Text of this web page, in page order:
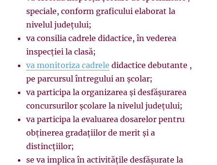
speciale, conform graficului elaborat la
nivelul judeţului;
va consilia cadrele didactice, în vederea
inspecţiei la clasă;
va monitoriza cadrele didactice debutante ,
pe parcursul întregului an şcolar;
va participa la organizarea şi desfăşurarea
concursurilor şcolare la nivelul judeţului;
va participa la evaluarea dosarelor pentru
obţinerea gradaţiilor de merit şi a
distincţiilor;
se va implica în activităţile desfăşurate la